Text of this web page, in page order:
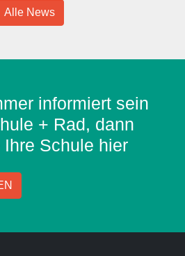
Alle News
informiert sein
+ Rad, dann
Schule hier